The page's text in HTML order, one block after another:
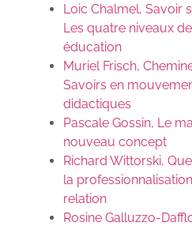
Loic Chalmel, Savoir
Les quatre niveaux
éducation
Muriel Frisch,
Savoirs en
didactiques
Pascale Gossin, Le
nouveau concept
Richard Wittorski,
la
relation
Rosine Galluzzo-